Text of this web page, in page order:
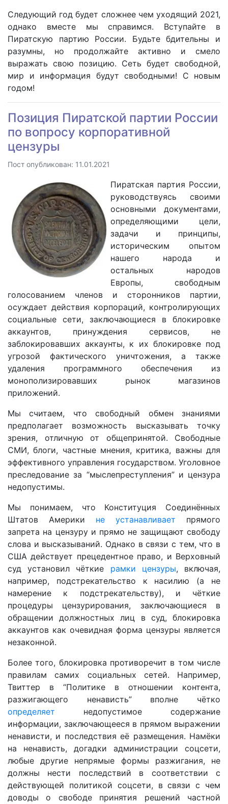
Следующий год будет сложнее чем уходящий 2021,
однако вместе мы справимся. Вступайте в
Пиратскую партию России. Будьте бдительны и
разумны, но продолжайте активно и смело
выражать свою позицию. Сеть будет свободной,
мир и информация будут свободными! С новым
годом!
Позиция Пиратской партии России
по вопросу корпоративной
цензуры
Пост опубликован: 11.01.2021
Пиратская партия России,
руководствуясь своими
основными документами,
определяющими цели,
задачи и принципы,
историческим опытом
нашего народа и
остальных народов
Европы, свободным
голосованием членов и сторонников партии,
осуждает действия корпораций, контролирующих
социальные сети, заключающиеся в блокировке
аккаунтов, принуждения сервисов, не
заблокировавших аккаунты, к их блокировке под
угрозой фактического уничтожения, а также
удаления программного обеспечения из
монополизировавших рынок магазинов
приложений.
Мы считаем, что свободный обмен знаниями
предполагает возможность высказывать точку
зрения, отличную от общепринятой. Свободные
СМИ, блоги, частные мнения, критика, важны для
эффективного управления государством. Уголовное
преследование за “мыслепреступления” и цензура
недопустимы.
Мы понимаем, что Конституция Соединённых
Штатов Америки не устанавливает прямого
запрета на цензуру и прямо не защищают свободу
слова и высказываний. Однако в связи с тем, что в
США действует прецедентное право, и Верховный
суд установил чёткие рамки цензуры, включая,
например, подстрекательство к насилию (а не
намерение к подстрекательству), и чёткие
процедуры цензурирования, заключающиеся в
обращении должностных лиц в суд, блокировка
аккаунтов как очевидная форма цензуры является
незаконной.
Более того, блокировка противоречит в том числе
правилам самих социальных сетей. Например,
Твиттер в “Политике в отношении контента,
разжигающего ненависть” вполне чётко
определяет недопустимое содержание
информации, заключающееся в прямом выражении
ненависти, и последствия её размещения. Намёки
на ненависть, догадки администрации соцсети,
любые другие непрямые формы разжигания, не
должны нести последствий в соответствии с
действующей политикой соцсети, в связи с чем
доводы о свободе принятия решений частной